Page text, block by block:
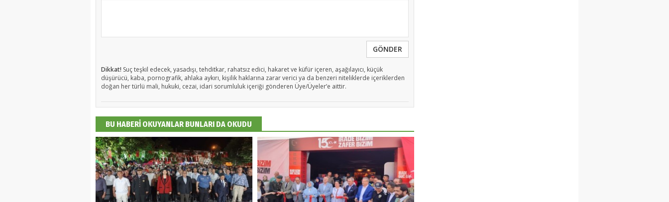
GÖNDER
Dikkat! Suç teşkil edecek, yasadışı, tehditkar, rahatsız edici, hakaret ve küfür içeren, aşağılayıcı, küçük
düşürücü, kaba, pornografik, ahlaka aykırı, kişilik haklarına zarar verici ya da benzeri niteliklerde içeriklerden
doğan her türlü mali, hukuki, cezai, idari sorumluluk içeriği gönderen Üye/Üyeler’e aittir.
BU HABERİ OKUYANLAR BUNLARI DA OKUDU